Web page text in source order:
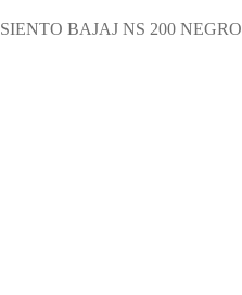
BAJAJ NS 200 NEGRO